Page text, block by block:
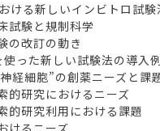
る新しいインビトロ試験
験と規制科学
改訂の動き
った新しい試験法の導入例
経細胞”の創薬ニーズと課
研究におけるニーズ
研究利用における課題